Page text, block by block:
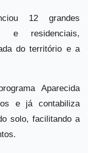
12 grandes
e residenciais,
do território e a
Aparecida
e já contabiliza
solo, facilitando a